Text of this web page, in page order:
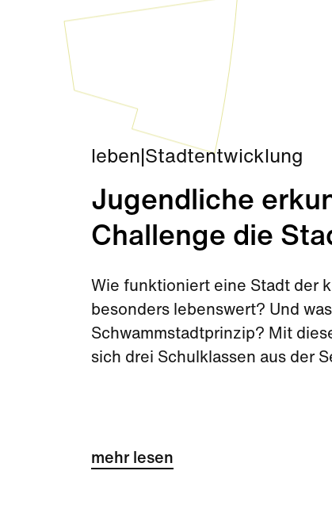
leben Stadtentwicklung
Jugendliche
Challenge die
Wie funktioniert eine Stadt der
besonders lebenswert? Und
Schwammstadtprinzip? Mit
sich drei Schulklassen aus der
mehr lesen